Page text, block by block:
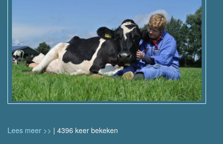
Lees meer >> | 4396 keer bekeken